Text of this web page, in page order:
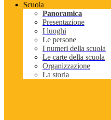
Scuola
Panoramica
Presentazione
I luoghi
Le persone
I numeri della scuola
Le carte della scuola
Organizzazione
La storia